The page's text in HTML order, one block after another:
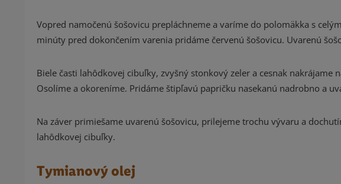
Vopred namočenú šošovicu prepláchneme a varíme do polomäkka s
minúty pred dokončením varenia pridáme červenú šošovicu. Uvarenú
Biele časti lahôdkovej cibuľky, zvyšný stonkový zeler a cesnak
Osolíme a okoreníme. Pridáme štipľavú papričku nasekanú nadrobno a
Na záver primiešame uvarenú šošovicu, prilejeme trochu vývaru a
lahôdkovej cibuľky.
Tymianový olej